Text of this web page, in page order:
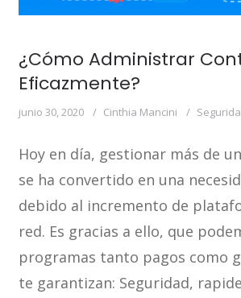
¿Cómo Administrar
Eficazmente?
junio 30, 2020 Cinthia Mancini
Hoy en día, gestionar más de
se ha convertido en una
debido al incremento de
red. Es gracias a ello, que
programas tanto pagos como
te garantizan: Seguridad,